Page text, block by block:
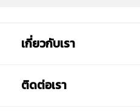
เกี่ยวกับเรา
ติดต่อเรา